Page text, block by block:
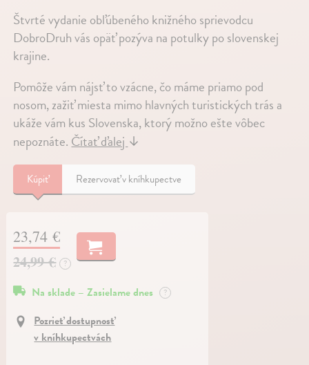
Štvrté vydanie obľúbeného knižného sprievodcu
DobroDruh vás opäť pozýva na potulky po slovenskej
krajine.
Pomôže vám nájsť to vzácne, čo máme priamo pod
nosom, zažiť miesta mimo hlavných turistických trás a
ukáže vám kus Slovenska, ktorý možno ešte vôbec
nepoznáte.Čítať ďalej↓
Kúpiť Rezervovať v kníhkupectve
23,74 €
24,99 € ?
Na sklade – Zasielame dnes ?
Pozrieť dostupnosť
v kníhkupectvách